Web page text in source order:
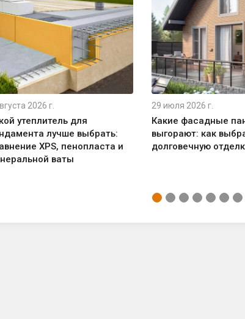
2026 г.
утеплитель для
лучше выбрать:
XPS, пенопласта и
ваты
29 июля 2026 г.
Какие фасадные
выгорают: как
долговечную